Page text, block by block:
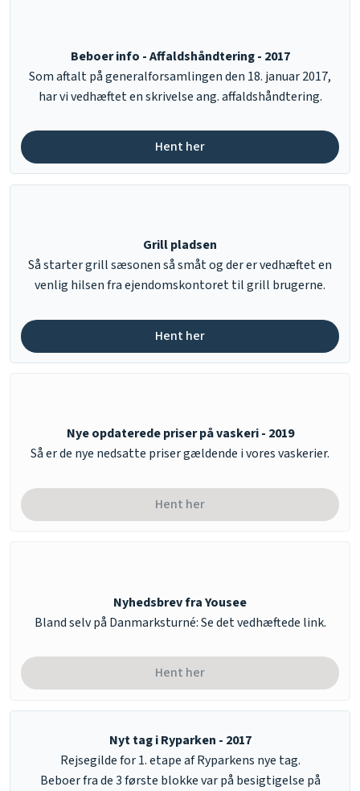
Beboer info - Affaldshåndtering - 2017
Som aftalt på generalforsamlingen den 18. januar 2017,
har vi vedhæftet en skrivelse ang. affaldshåndtering.
Hent her​
Grill pladsen
​Så starter grill sæsonen så småt og der er vedhæftet en
venlig hilsen fra ejendomskontoret til grill brugerne.
Hent her​
Nye opdaterede priser på vaskeri - 2019
​Så er de nye nedsatte priser gældende i vores vaskerier.
Hent her​
Nyhedsbrev fra Yousee
​Bland selv på Danmarksturné: Se det vedhæftede link.
Hent her​
Nyt tag i Ryparken - 2017
Rejsegilde for 1. etape af Ryparkens nye tag.​
Beboer fra de 3 første blokke var på besigtigelse på